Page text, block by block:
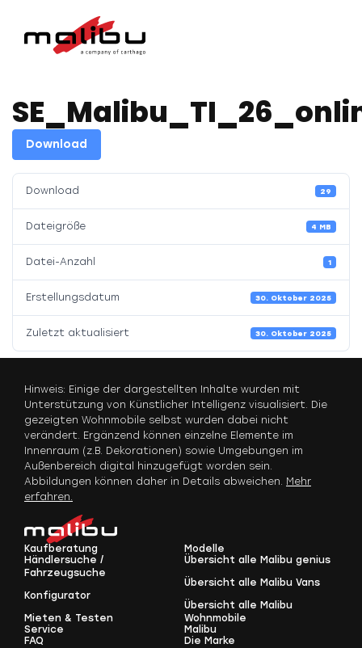
Download
Download 29
Dateigröße 4 MB
Datei-Anzahl 1
Erstellungsdatum 30. Oktober 2025
Zuletzt aktualisiert 30. Oktober 2025
Hinweis: Einige der dargestellten Inhalte wurden mit
Unterstützung von Künstlicher Intelligenz visualisiert. Die
gezeigten Wohnmobile selbst wurden dabei nicht
verändert. Ergänzend können einzelne Elemente im
Innenraum (z.B. Dekorationen) sowie Umgebungen im
Außenbereich digital hinzugefügt worden sein.
Abbildungen können daher in Details abweichen. Mehr
erfahren.
Kaufberatung
Händlersuche /
Fahrzeugsuche
Konfigurator
Mieten & Testen
Modelle
Übersicht alle Malibu genius
Übersicht alle Malibu Vans
Übersicht alle Malibu
Wohnmobile
Service
FAQ
Malibu
Die Marke